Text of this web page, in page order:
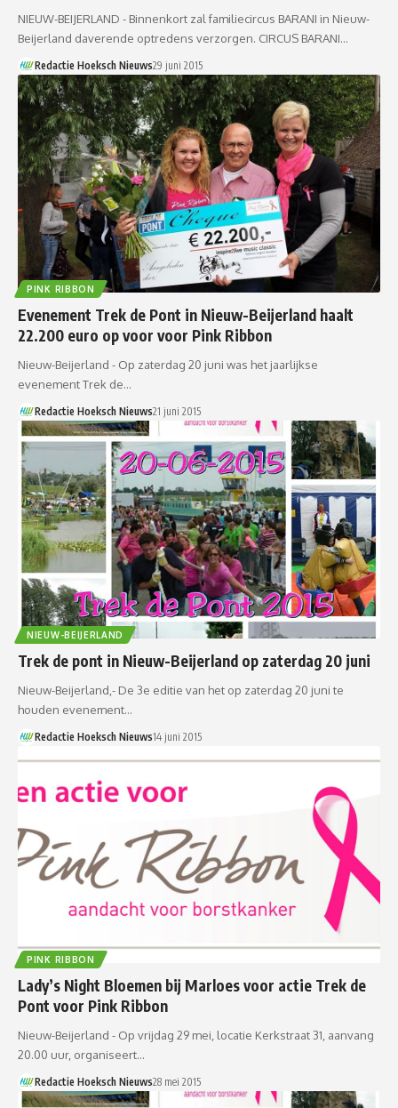
NIEUW-BEIJERLAND - Binnenkort zal familiecircus BARANI in Nieuw-
Beijerland daverende optredens verzorgen. CIRCUS BARANI…
Redactie Hoeksch Nieuws29 juni 2015
PINK RIBBON
Evenement Trek de Pont in Nieuw-Beijerland haalt
22.200 euro op voor voor Pink Ribbon
Nieuw-Beijerland - Op zaterdag 20 juni was het jaarlijkse
evenement Trek de…
Redactie Hoeksch Nieuws21 juni 2015
NIEUW-BEIJERLAND
Trek de pont in Nieuw-Beijerland op zaterdag 20 juni
Nieuw-Beijerland,- De 3e editie van het op zaterdag 20 juni te
houden evenement…
Redactie Hoeksch Nieuws14 juni 2015
PINK RIBBON
Lady’s Night Bloemen bij Marloes voor actie Trek de
Pont voor Pink Ribbon
Nieuw-Beijerland - Op vrijdag 29 mei, locatie Kerkstraat 31, aanvang
20.00 uur, organiseert…
Redactie Hoeksch Nieuws28 mei 2015